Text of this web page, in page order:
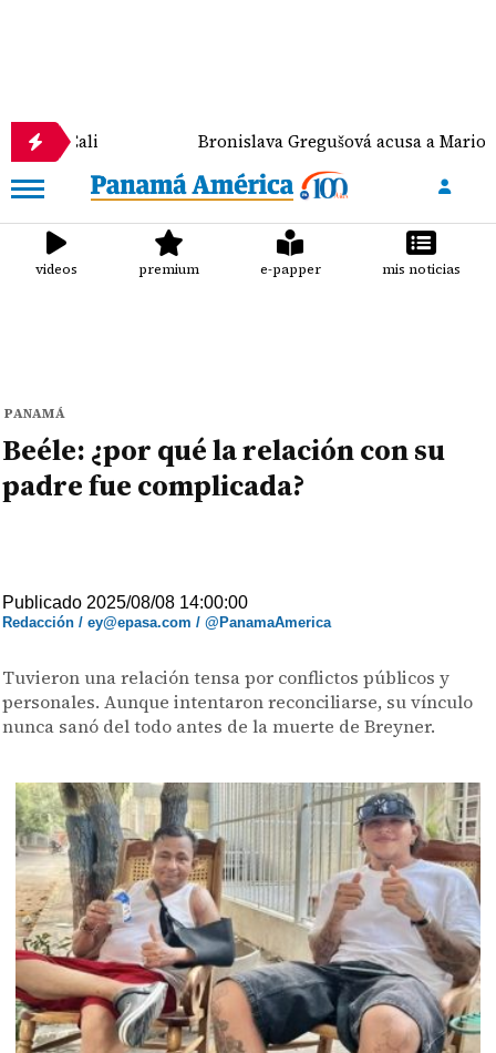
Bronislava Gregušová acusa a Mario
videos premium e-papper mis noticias
PANAMÁ
Beéle: ¿por qué la relación con su
padre fue complicada?
Publicado 2025/08/08 14:00:00
Redacción / ey@epasa.com / @PanamaAmerica
Tuvieron una relación tensa por conflictos públicos y
personales. Aunque intentaron reconciliarse, su vínculo
nunca sanó del todo antes de la muerte de Breyner.